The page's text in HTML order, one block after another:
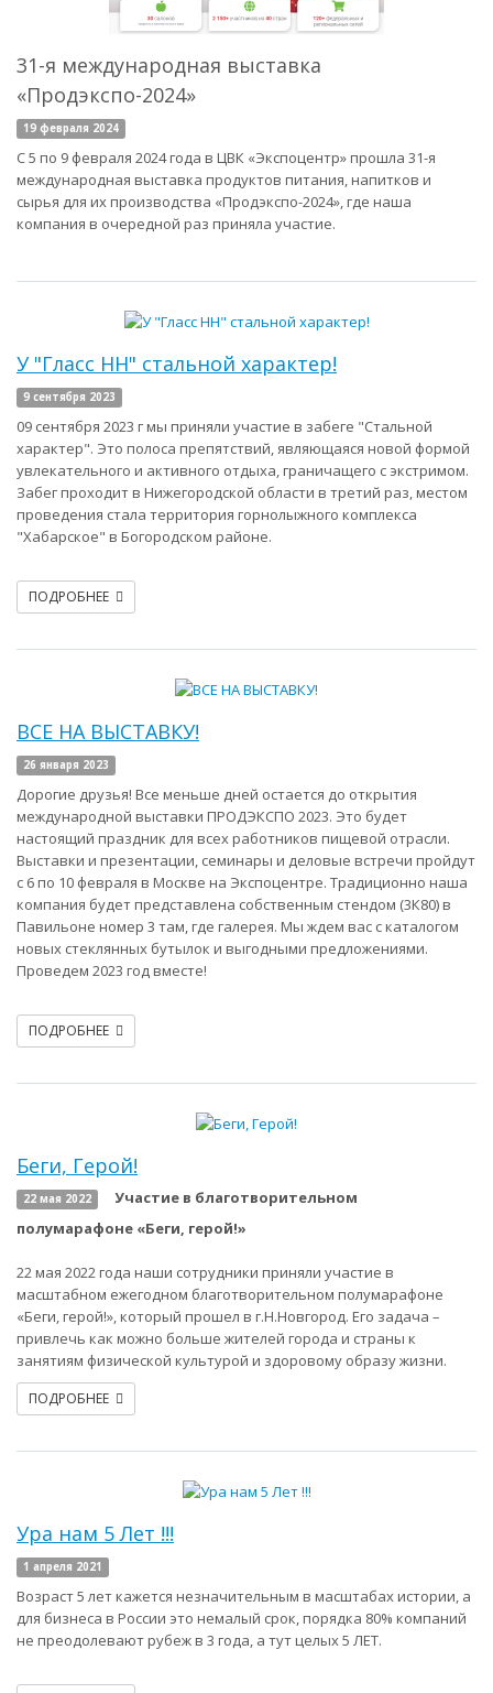
31-я международная выставка
«Продэкспо-2024»
19 февраля 2024
С 5 по 9 февраля 2024 года в ЦВК «Экспоцентр» прошла 31-я
международная выставка продуктов питания, напитков и
сырья для их производства «Продэкспо-2024», где наша
компания в очередной раз приняла участие.
У "Гласс НН" стальной характер!
9 сентября 2023
09 сентября 2023 г мы приняли участие в забеге "Стальной
характер". Это полоса препятствий, являющаяся новой формой
увлекательного и активного отдыха, граничащего с экстримом.
Забег проходит в Нижегородской области в третий раз, местом
проведения стала территория горнолыжного комплекса
"Хабарское" в Богородском районе.
ПОДРОБНЕЕ
ВСЕ НА ВЫСТАВКУ!
26 января 2023
Дорогие друзья! Все меньше дней остается до открытия
международной выставки ПРОДЭКСПО 2023. Это будет
настоящий праздник для всех работников пищевой отрасли.
Выставки и презентации, семинары и деловые встречи пройдут
с 6 по 10 февраля в Москве на Экспоцентре. Традиционно наша
компания будет представлена собственным стендом (3К80) в
Павильоне номер 3 там, где галерея. Мы ждем вас с каталогом
новых стеклянных бутылок и выгодными предложениями.
Проведем 2023 год вместе!
ПОДРОБНЕЕ
Беги, Герой!
22 мая 2022
Участие в благотворительном
полумарафоне «Беги, герой!»
22 мая 2022 года наши сотрудники приняли участие в
масштабном ежегодном благотворительном полумарафоне
«Беги, герой!», который прошел в г.Н.Новгород. Его задача –
привлечь как можно больше жителей города и страны к
занятиям физической культурой и здоровому образу жизни.
ПОДРОБНЕЕ
Ура нам 5 Лет !!!
1 апреля 2021
Возраст 5 лет кажется незначительным в масштабах истории, а
для бизнеса в России это немалый срок, порядка 80% компаний
не преодолевают рубеж в 3 года, а тут целых 5 ЛЕТ.